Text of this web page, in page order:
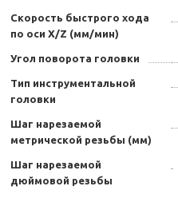
Скорость быстрого хода
по оси X/Z (мм/мин)
Угол поворота головки
Тип инструментальной
головки
Шаг нарезаемой
метрической резьбы (мм)
Шаг нарезаемой
дюймовой резьбы